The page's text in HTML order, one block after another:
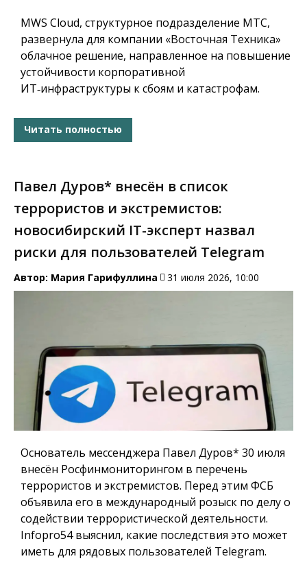
MWS Cloud, структурное подразделение МТС,
развернула для компании «Восточная Техника»
облачное решение, направленное на повышение
устойчивости корпоративной
ИТ‑инфраструктуры к сбоям и катастрофам.
Читать полностью
Павел Дуров* внесён в список
террористов и экстремистов:
новосибирский IT-эксперт назвал
риски для пользователей Telegram
Автор: Мария Гарифуллина 31 июля 2026, 10:00
Основатель мессенджера Павел Дуров* 30 июля
внесён Росфинмониторингом в перечень
террористов и экстремистов. Перед этим ФСБ
объявила его в международный розыск по делу о
содействии террористической деятельности.
Infopro54выяснил, какие последствия это может
иметь для рядовых пользователей Telegram.